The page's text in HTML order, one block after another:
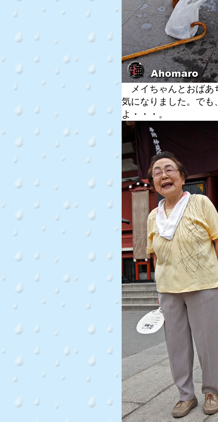
メイちゃんとおばあ
気になりました。でも
よ・・・。